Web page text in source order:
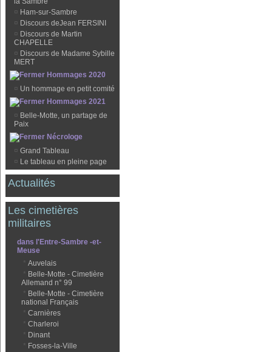
¤ Ham-sur-Sambre
¤ Discours deJean FERSINI
¤ Discours de Martin
CHAPELLE
¤ Discours de Madame Sybille
MERT
Hommages 2020
¤ Un hommage en petit comité
Hommages 2021
¤ Belle-Motte, un partage de
Paix
Nécrologe
¤ Grand Tableau
¤ Le tableau en pleine page
Actualités
Les cimetières
militaires
dans l'Entre-Sambre -et-
Meuse
* Auvelais
* Belle-Motte - Cimetière
Allemand n° 99
* Belle-Motte - Cimetière
national Français
* Carnières
* Charleroi
* Dinant
* Fosses-la-Ville